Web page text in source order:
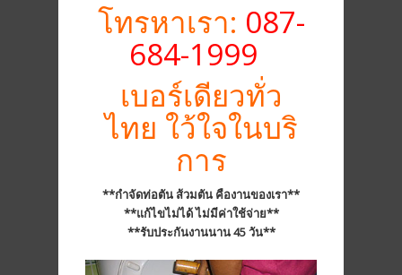
โทรหาเรา: 087-
684-1999
เบอร์เดียวทั่ว
ไทย ใว้ใจในบริ
การ
**กำจัดท่อตัน ส้วมตัน คืองานของเรา**
**แก้ไขไม่ได้ ไม่มีค่าใช้จ่าย**
**รับประกันงานนาน 45 วัน**